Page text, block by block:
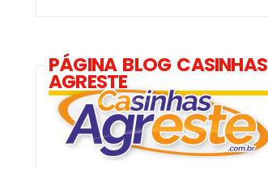
PÁGINA BLOG CASINHAS
AGRESTE